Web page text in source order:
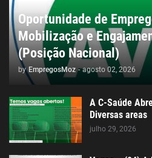
Oportunidade de
Mobilização e
(Posição Nacional)
by EmpregosMoz - agosto 02, 2026
A C-Saúde
Diversas areas
julho 29, 2026